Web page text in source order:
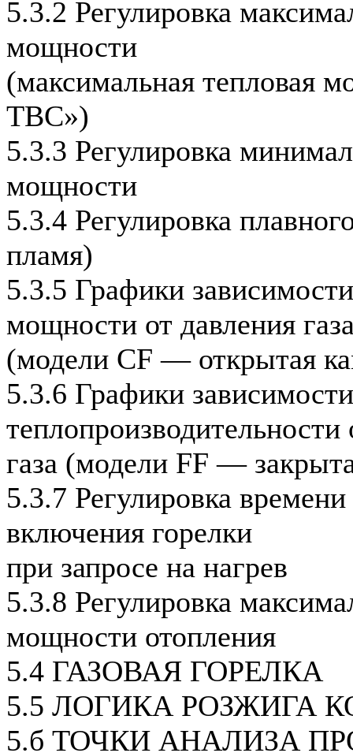
5.3.2 Регулировка
мощности
(максимальная тепловая
ТВС»)
5.3.3 Регулировка
мощности
5.3.4 Регулировка
пламя)
5.3.5 Графики
мощности от давления
(модели CF — открытая
5.3.6 Графики зависимости
теплопроизводительности
газа (модели FF —
5.3.7 Регулировка
включения горелки
при запросе на нагрев
5.3.8 Регулировка
мощности отопления
5.4 ГАЗОВАЯ ГОРЕЛКА
5.5 ЛОГИКА РОЗЖИГА
5.б ТОЧКИ АНАЛИЗА